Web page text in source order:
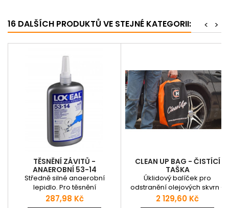
16 DALŠÍCH PRODUKTŮ VE STEJNÉ KATEGORII: >
<
TĚSNĚNÍ ZÁVITŮ -
ANAEROBNÍ 53-14
Středně silné anaerobní
lepidlo. Pro těsnění
hydraulických a
pneumatických závitových
Cena
287,98 Kč
CLEAN UP BAG - ČISTÍCÍ
TAŠKA
Úklidový balíček pro
odstranění olejových skvrn -
pro absorbci uniklého oleje na
tvrdém povrchu. Pro použití jak
Cena
2 129,60 Kč